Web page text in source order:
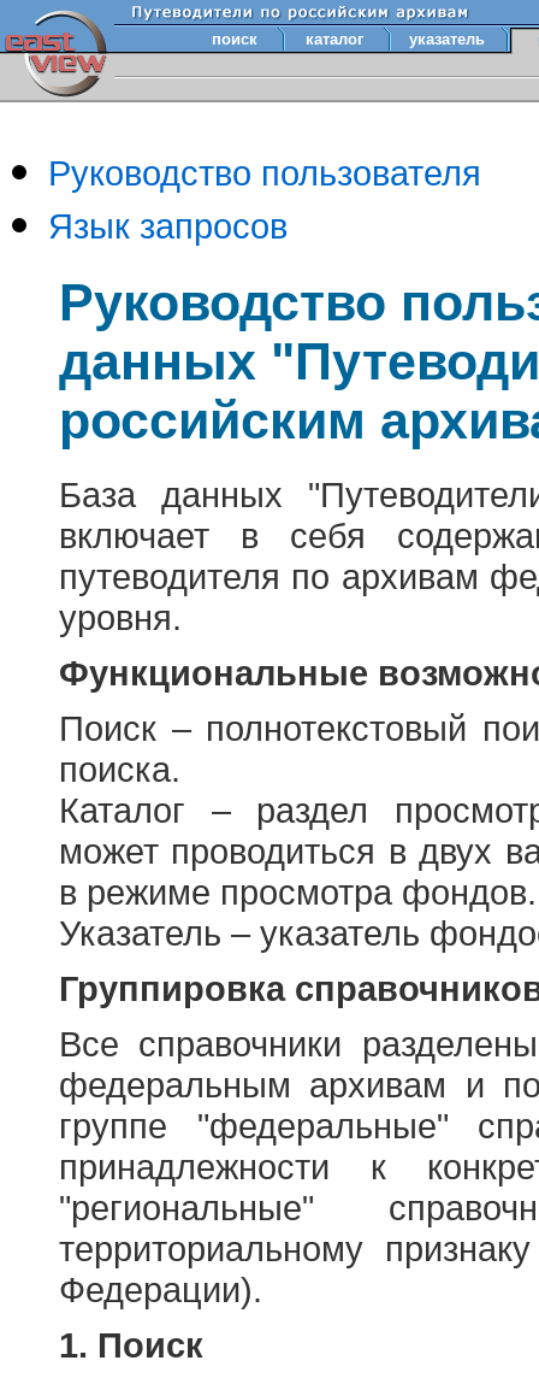
поиск каталог указатель
Руководство пользователя
Язык запросов
Руководство
данных
российским
База данных
включает в себя
путеводителя по архивам
уровня.
Функциональные
Поиск – полнотекстовый
поиска.
Каталог – раздел
может проводиться в двух
в режиме просмотра фондов.
Указатель – указатель
Группировка
Все справочники
федеральным архивам и
группе "федеральные"
принадлежности к
"региональные"
территориальному
Федерации).
1. Поиск